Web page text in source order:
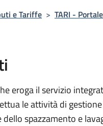
e Tariffe > TARI -
eroga il servizio
le attività di
spazzamento e